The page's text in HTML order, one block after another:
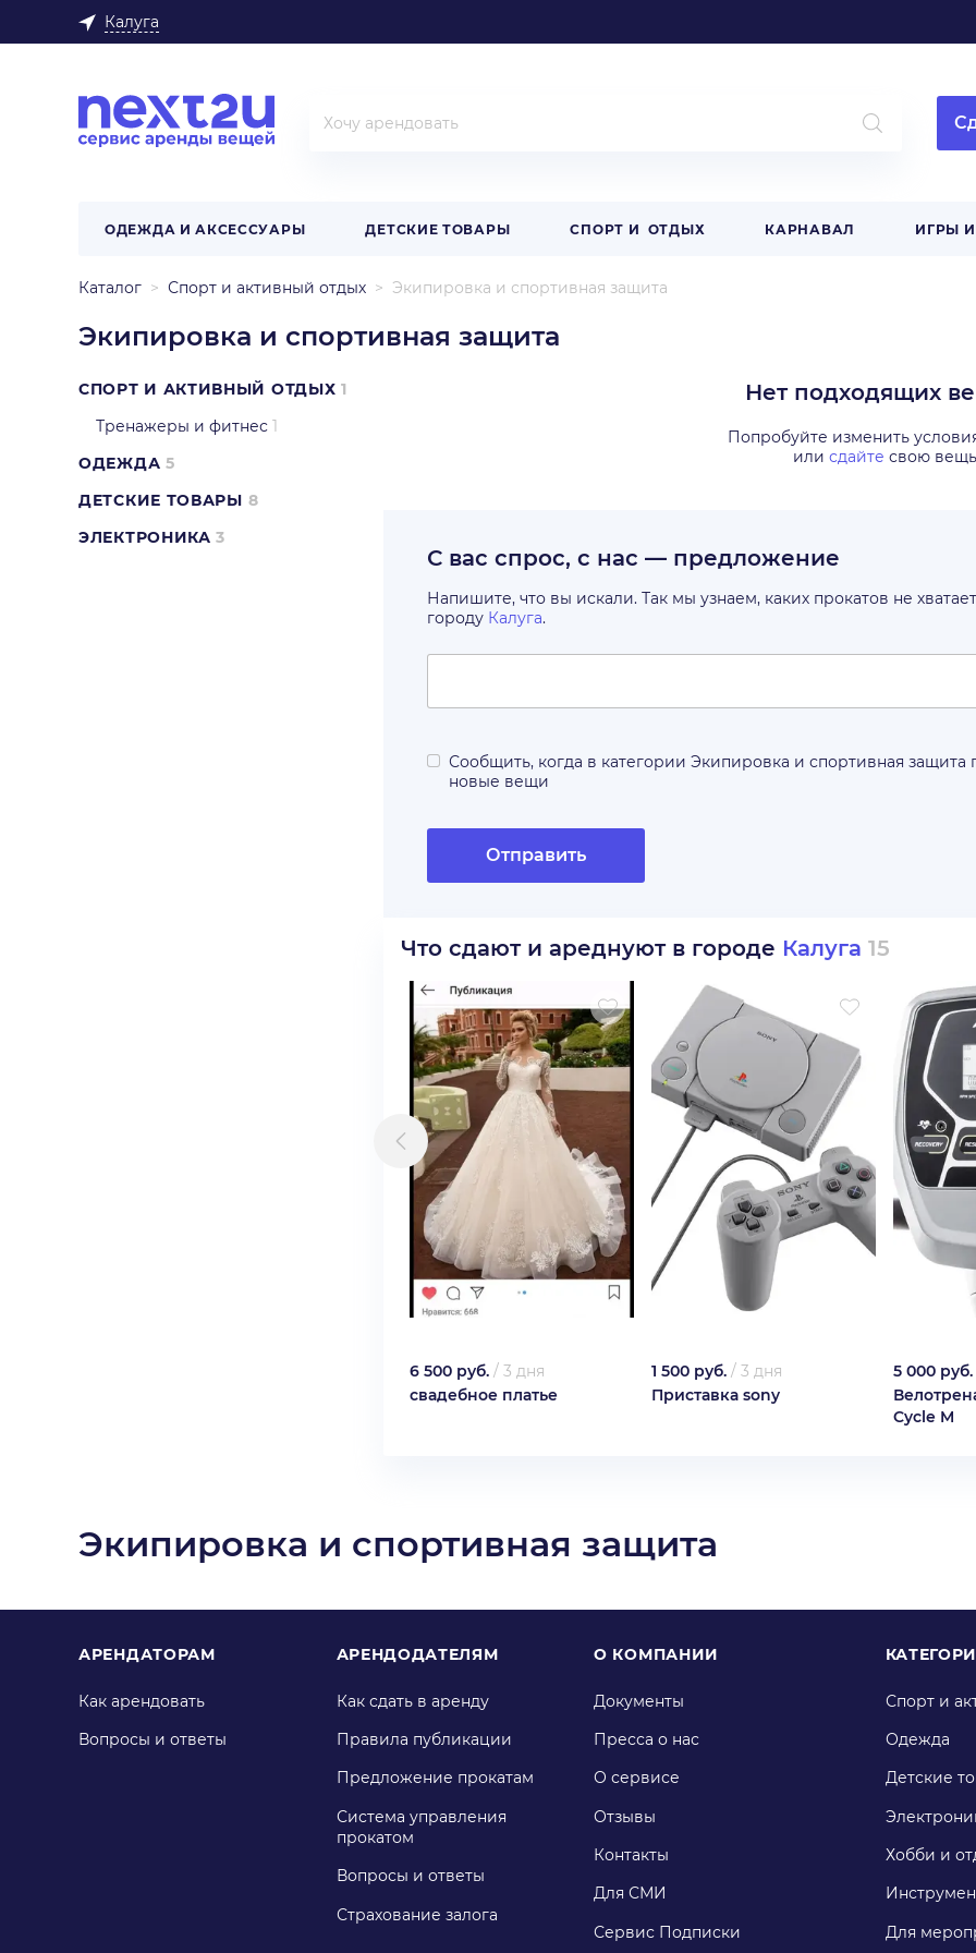
Калуга
ОДЕЖДА И АКСЕССУАРЫ ДЕТСКИЕ ТОВАРЫ СПОРТ И ОТДЫХ КАРНАВАЛ ИГРЫ
Каталог Спорт и активный отдых Экипировка и спортивная защита
Экипировка и спортивная защита
СПОРТ И АКТИВНЫЙ ОТДЫХ 1
Тренажеры и фитнес 1
ОДЕЖДА 5
ДЕТСКИЕ ТОВАРЫ 8
ЭЛЕКТРОНИКА 3
Нет подходящих
Попробуйте изменить
или сдайте свою вещь
С вас спрос, с нас — предложение
Напишите, что вы искали. Так мы узнаем, каких прокатов не хватает
городу Калуга.
Сообщить, когда в категории Экипировка и спортивная защита
новые вещи
Отправить
Что сдают и ареднуют в городе Калуга 15
6 500 руб. / 3 дня
свадебное платье
1 500 руб. / 3 дня
Приставка sony
5 000 руб.
Cycle M
Экипировка и спортивная защита
АРЕНДАТОРАМ
Как арендовать
Вопросы и ответы
АРЕНДОДАТЕЛЯМ
Как сдать в аренду
Правила публикации
Предложение прокатам
Система управления
прокатом
Вопросы и ответы
Страхование залога
О КОМПАНИИ
Документы
Пресса о нас
О сервисе
Отзывы
Контакты
Для СМИ
Сервис Подписки
Спорт и
Одежда
Детские
Хобби и
Для